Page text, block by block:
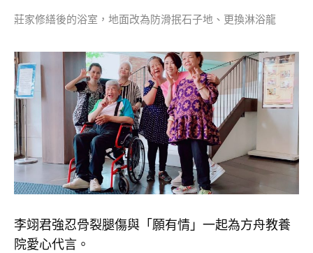
莊家修繕後的浴室，地面改為防滑抿石子地、更換淋浴龍
李翊君強忍骨裂腿傷與「願有情」一起為方舟教養
院愛心代言。